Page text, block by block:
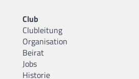
Club
Clubleitung
Organisation
Beirat
Jobs
Historie